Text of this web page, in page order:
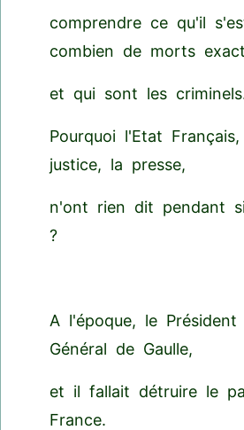
comprendre ce qu'il
combien de morts
et qui sont les
Pourquoi l'Etat
justice, la presse,
n'ont rien dit pendant
?
A l'époque, le
Général de Gaulle,
et il fallait détruire le
France.